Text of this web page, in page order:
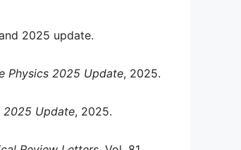
2025 update.
Physics 2025 Update, 2025.
2025 Update, 2025.